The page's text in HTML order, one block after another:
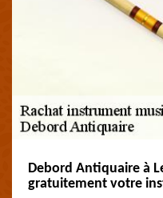
Debord Antiquaire à
gratuitement votre